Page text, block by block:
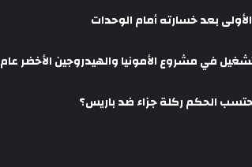
بعد خسارته أمام الوحدات
في مشروع الأمونيا والهيدروجين الأخضر عام 2030
الحكم ركلة جزاء ضد باريس؟